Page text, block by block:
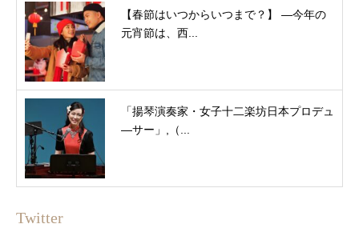
【春節はいつからいつまで？】 ―今年の
元宵節は、西...
「揚琴演奏家・女子十二楽坊日本プロデュ
―サー」,（...
Twitter